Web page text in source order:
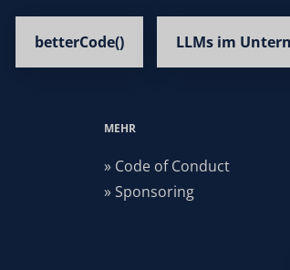
betterCode() LLMs im
MEHR
» Code of Conduct
» Sponsoring